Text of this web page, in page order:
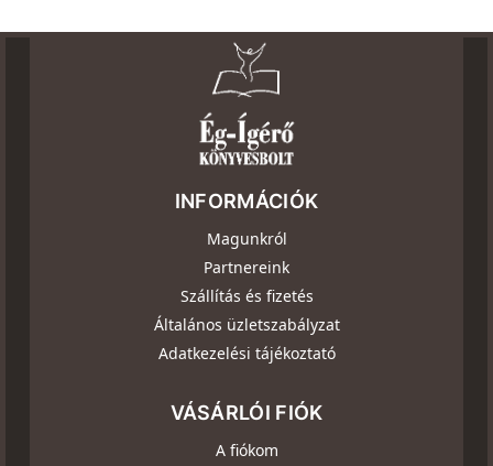
INFORMÁCIÓK
Magunkról
Partnereink
Szállítás és fizetés
Általános üzletszabályzat
Adatkezelési tájékoztató
VÁSÁRLÓI FIÓK
A fiókom